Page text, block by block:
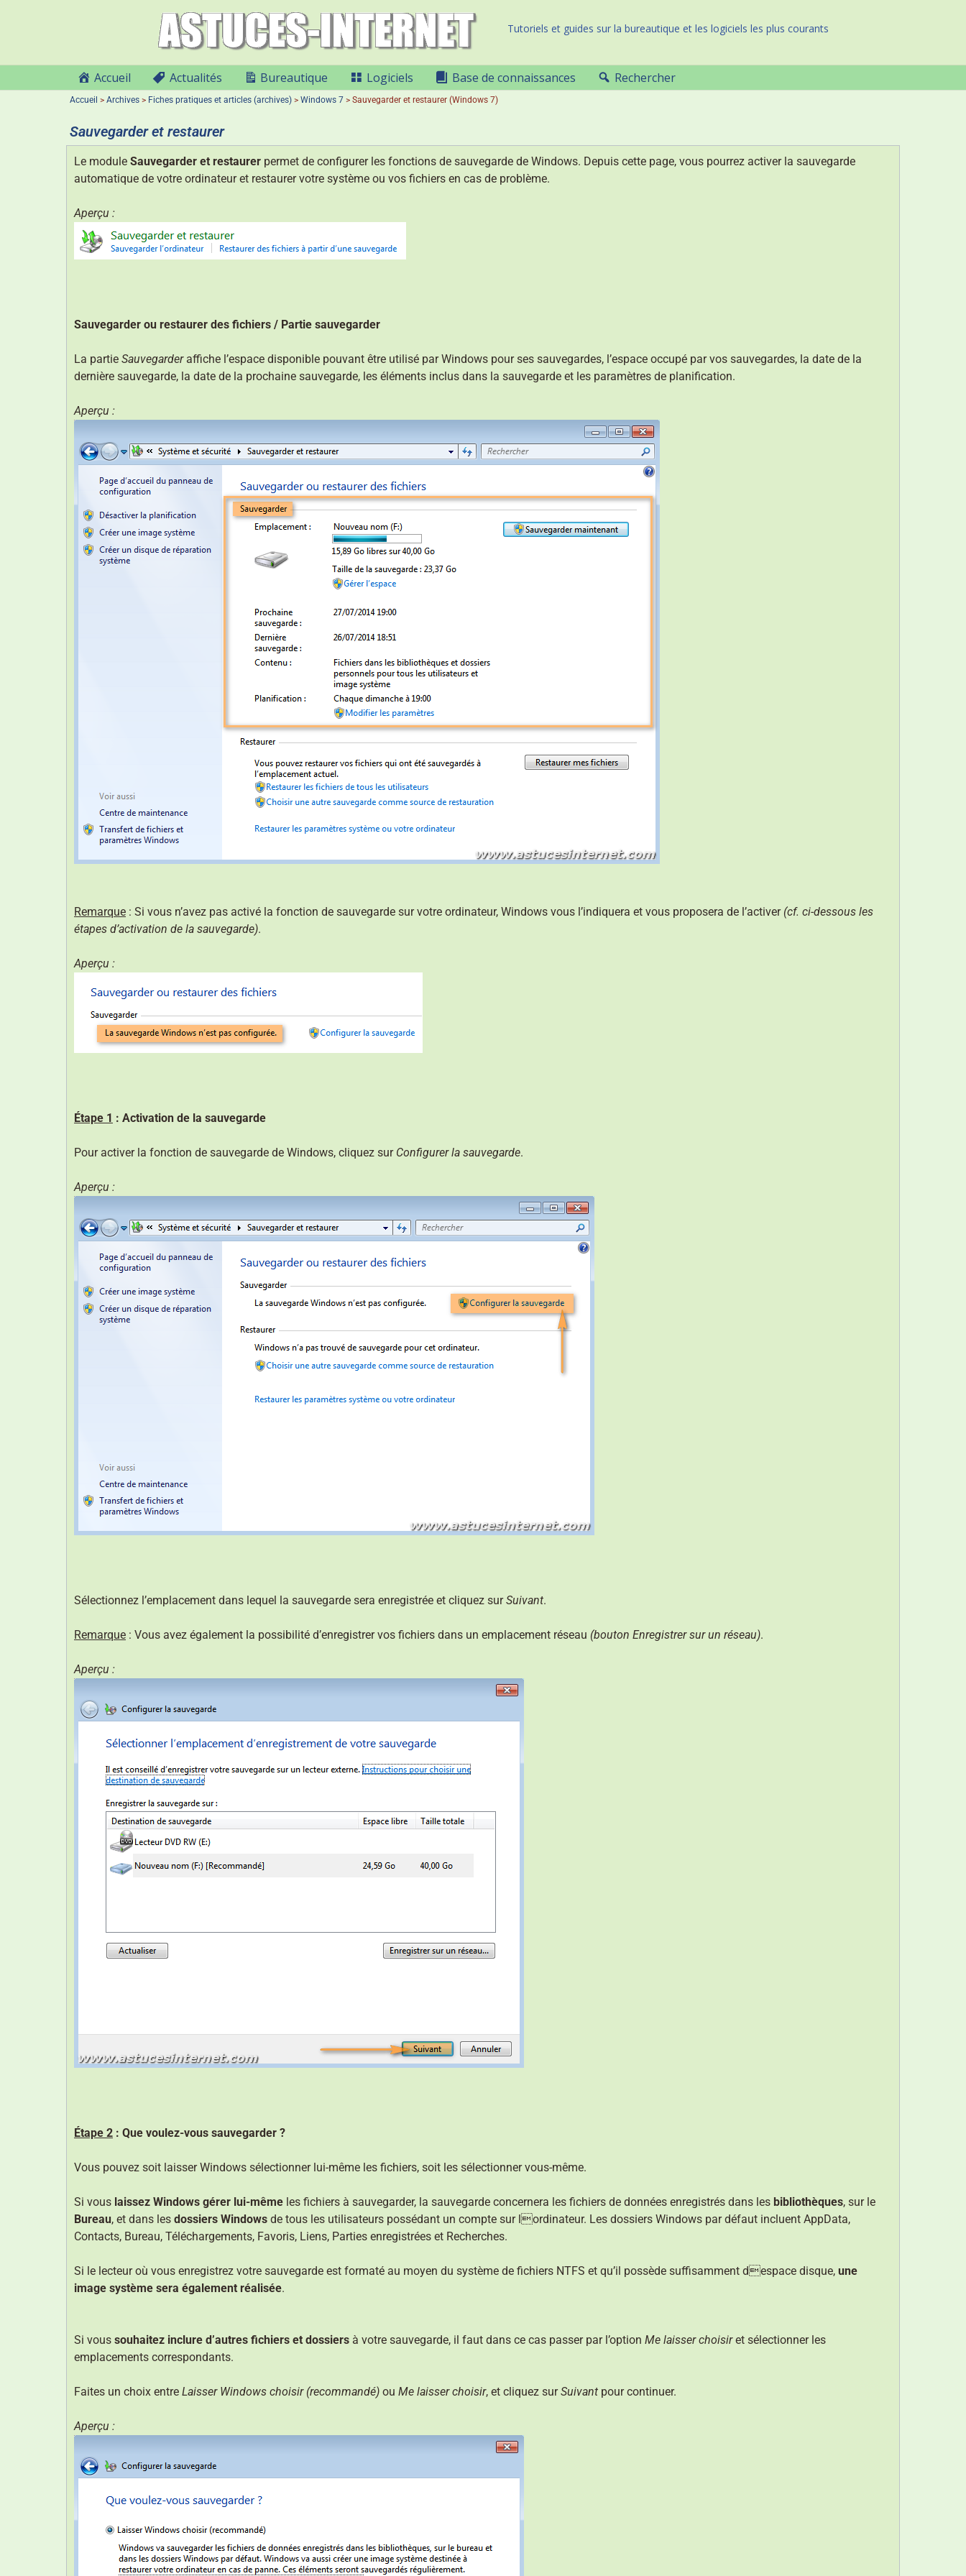
Tutoriels et guides sur la bureautique et les logiciels les plus courants
Accueil Actualités Bureautique Logiciels Base de connaissances Rechercher
Accueil > Archives > Fiches pratiques et articles (archives) > Windows 7 > Sauvegarder et restaurer (Windows 7)
Sauvegarder et restaurer
Le module Sauvegarder et restaurer permet de configurer les fonctions de sauvegarde de Windows. Depuis cette page, vous pourrez activer la sauvegarde
automatique de votre ordinateur et restaurer votre système ou vos fichiers en cas de problème.
Aperçu :
Sauvegarder ou restaurer des fichiers / Partie sauvegarder
La partie Sauvegarderaffiche l’espace disponible pouvant être utilisé par Windows pour ses sauvegardes, l’espace occupé par vos sauvegardes, la date de la
dernière sauvegarde, la date de la prochaine sauvegarde, les éléments inclus dans la sauvegarde et les paramètres de planification.
Aperçu :
Remarque : Si vous n’avez pas activé la fonction de sauvegarde sur votre ordinateur, Windows vous l’indiquera et vous proposera de l’activer (cf. ci-dessous les
étapes d’activation de la sauvegarde).
Aperçu :
Étape 1 : Activation de la sauvegarde
Pour activer la fonction de sauvegarde de Windows, cliquez sur Configurer la sauvegarde.
Aperçu :
Sélectionnez l’emplacement dans lequel la sauvegarde sera enregistrée et cliquez surSuivant.
Remarque : Vous avez également la possibilité d’enregistrer vos fichiers dans un emplacement réseau (bouton Enregistrer sur un réseau).
Aperçu :
Étape 2 : Que voulez-vous sauvegarder ?
Vous pouvez soit laisser Windows sélectionner lui-même les fichiers, soit les sélectionner vous-même.
Si vous laissez Windows gérer lui-même les fichiers à sauvegarder, la sauvegarde concernera les fichiers de données enregistrés dans les bibliothèques, sur le
Bureau, et dans les dossiers Windows de tous les utilisateurs possédant un compte sur lordinateur. Les dossiers Windows par défaut incluent AppData,
Contacts, Bureau, Téléchargements, Favoris, Liens, Parties enregistrées et Recherches.
Si le lecteur où vous enregistrez votre sauvegarde est formaté au moyen du système de fichiers NTFS et qu’il possède suffisamment despace disque, une
image système sera également réalisée.
Si vous souhaitez inclure d’autres fichiers et dossiers à votre sauvegarde, il faut dans ce cas passer par l’option Me laisser choisiret sélectionner les
emplacements correspondants.
Faites un choix entre Laisser Windows choisir (recommandé) ou Me laisser choisir, et cliquez surSuivant pour continuer.
Aperçu :